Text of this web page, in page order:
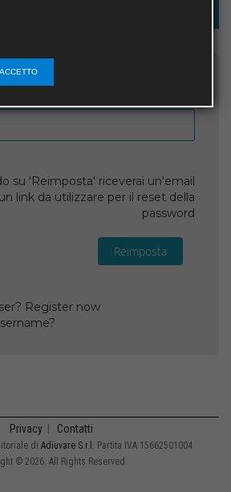
utente
su 'Reimposta' riceverai un'email
link da utilizzare per il reset della
password
Reimposta
Register now
Privacy Contatti
di Adiuvare S.r.l. Partita IVA 15662501004
© 2026. All Rights Reserved.